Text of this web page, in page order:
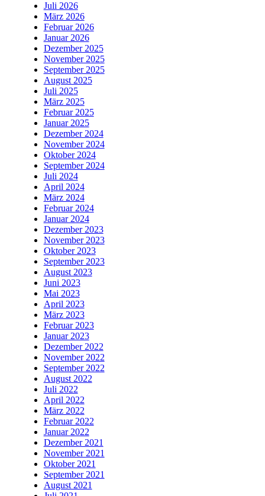
Juli 2026
März 2026
Februar 2026
Januar 2026
Dezember 2025
November 2025
September 2025
August 2025
Juli 2025
März 2025
Februar 2025
Januar 2025
Dezember 2024
November 2024
Oktober 2024
September 2024
Juli 2024
April 2024
März 2024
Februar 2024
Januar 2024
Dezember 2023
November 2023
Oktober 2023
September 2023
August 2023
Juni 2023
Mai 2023
April 2023
März 2023
Februar 2023
Januar 2023
Dezember 2022
November 2022
September 2022
August 2022
Juli 2022
April 2022
März 2022
Februar 2022
Januar 2022
Dezember 2021
November 2021
Oktober 2021
September 2021
August 2021